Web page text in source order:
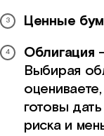
Ценные
Облигация
Выбирая
готовы
риска и